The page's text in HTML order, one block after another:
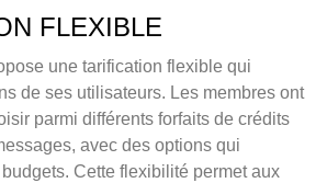
FLEXIBLE
une tarification flexible qui
de ses utilisateurs. Les membres ont
parmi différents forfaits de crédits
avec des options qui
Cette flexibilité permet aux